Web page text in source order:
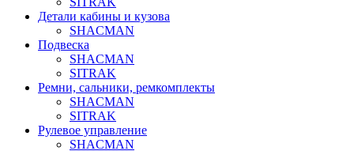
Детали кабины и кузова
SHACMAN
Подвеска
SHACMAN
SITRAK
Ремни, сальники, ремкомплекты
SHACMAN
SITRAK
Рулевое управление
SHACMAN